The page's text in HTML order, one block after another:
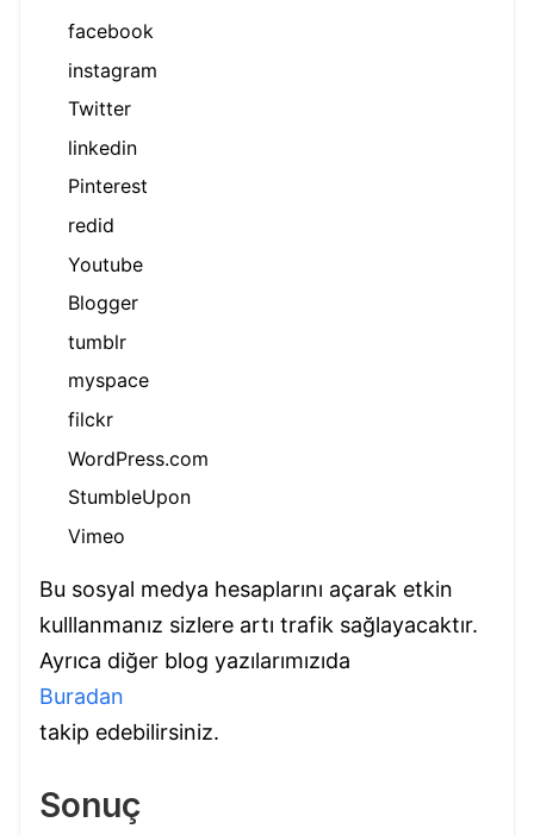
facebook
instagram
Twitter
linkedin
Pinterest
redid
Youtube
Blogger
tumblr
myspace
filckr
WordPress.com
StumbleUpon
Vimeo
Bu sosyal medya hesaplarını açarak etkin
kulllanmanız sizlere artı trafik sağlayacaktır.
Ayrıca diğer blog yazılarımızıda
Buradan
takip edebilirsiniz.
Sonuç